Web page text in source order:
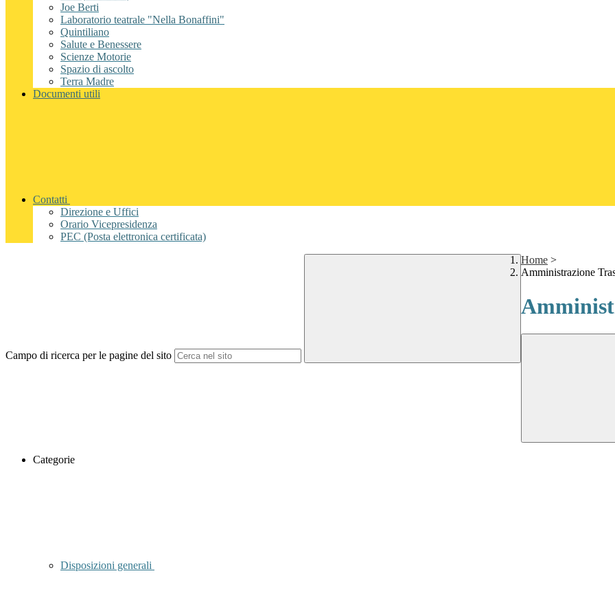
Joe Berti
Laboratorio teatrale "Nella Bonaffini"
Quintiliano
Salute e Benessere
Scienze Motorie
Spazio di ascolto
Terra Madre
Documenti utili
Contatti
Direzione e Uffici
Orario Vicepresidenza
PEC (Posta elettronica certificata)
Campo di ricerca per le pagine del sito
Home >
Amministrazione
Categorie
Disposizioni generali